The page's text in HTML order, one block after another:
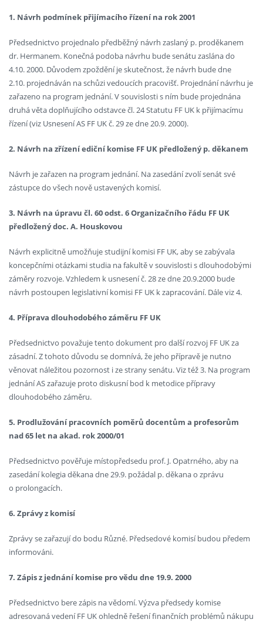
1. Návrh podmínek přijímacího řízení na rok 2001
Předsednictvo projednalo předběžný návrh zaslaný p. proděkanem
dr. Hermanem. Konečná podoba návrhu bude senátu zaslána do
4.10. 2000. Důvodem zpoždění je skutečnost, že návrh bude dne
2.10. projednáván na schůzi vedoucích pracovišť. Projednání návrhu je
zařazeno na program jednání. V souvislosti s ním bude projednána
druhá věta doplňujícího odstavce čl. 24 Statutu FF UK k přijímacímu
řízení (viz Usnesení AS FF UK č. 29 ze dne 20.9. 2000).
2. Návrh na zřízení ediční komise FF UK předložený p. děkanem
Návrh je zařazen na program jednání. Na zasedání zvolí senát své
zástupce do všech nově ustavených komisí.
3. Návrh na úpravu čl. 60 odst. 6 Organizačního řádu FF UK
předložený doc. A. Houskovou
Návrh explicitně umožňuje studijní komisi FF UK, aby se zabývala
koncepčními otázkami studia na fakultě v souvislosti s dlouhodobými
záměry rozvoje. Vzhledem k usnesení č. 28 ze dne 20.9.2000 bude
návrh postoupen legislativní komisi FF UK k zapracování. Dále viz 4.
4. Příprava dlouhodobého záměru FF UK
Předsednictvo považuje tento dokument pro další rozvoj FF UK za
zásadní. Z tohoto důvodu se domnívá, že jeho přípravě je nutno
věnovat náležitou pozornost i ze strany senátu. Viz též 3. Na program
jednání AS zařazuje proto diskusní bod k metodice přípravy
dlouhodobého záměru.
5. Prodlužování pracovních poměrů docentům a profesorům
nad 65 let na akad. rok 2000/01
Předsednictvo pověřuje místopředsedu prof. J. Opatrného, aby na
zasedání kolegia děkana dne 29.9. požádal p. děkana o zprávu
o prolongacích.
6. Zprávy z komisí
Zprávy se zařazují do bodu Různé. Předsedové komisí budou předem
informováni.
7. Zápis z jednání komise pro vědu dne 19.9. 2000
Předsednictvo bere zápis na vědomí. Výzva předsedy komise
adresovaná vedení FF UK ohledně řešení finančních problémů nákupu